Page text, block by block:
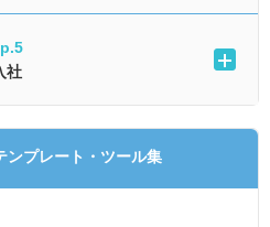
社
ンプレート・ツール集